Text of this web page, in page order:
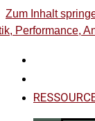
Zum Inhalt